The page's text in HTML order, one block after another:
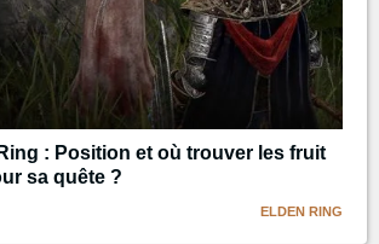
: Position et où trouver les fruit
sa quête ?
ELDEN RING